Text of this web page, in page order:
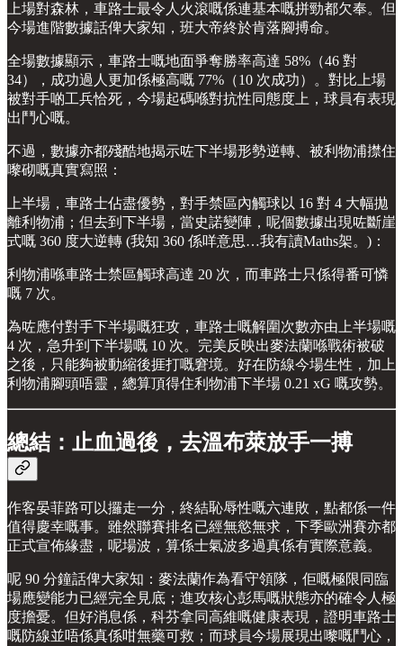
上場對森林，車路士最令人火滾嘅係連基本嘅拼勁都欠奉。但
今場進階數據話俾大家知，班大帝終於肯落腳搏命。
全場數據顯示，車路士嘅地面爭奪勝率高達 58%（46 對
34），成功過人更加係極高嘅 77%（10 次成功）。對比上場
被對手啲工兵恰死，今場起碼喺對抗性同態度上，球員有表現
出鬥心嘅。
不過，數據亦都殘酷地揭示咗下半場形勢逆轉、被利物浦㩒住
嚟砌嘅真實寫照：
上半場，車路士佔盡優勢，對手禁區內觸球以 16 對 4 大幅拋
離利物浦；但去到下半場，當史諾變陣，呢個數據出現咗斷崖
式嘅 360 度大逆轉 (我知 360 係咩意思…我有讀Maths架。)：
利物浦喺車路士禁區觸球高達 20 次，而車路士只係得番可憐
嘅 7 次。
為咗應付對手下半場嘅狂攻，車路士嘅解圍次數亦由上半場嘅
4 次，急升到下半場嘅 10 次。完美反映出麥法蘭喺戰術被破
之後，只能夠被動縮後捱打嘅窘境。好在防線今場生性，加上
利物浦腳頭唔靈，總算頂得住利物浦下半場 0.21 xG 嘅攻勢。
總結：止血過後，去溫布萊放手一搏
作客晏菲路可以攞走一分，終結恥辱性嘅六連敗，點都係一件
值得慶幸嘅事。雖然聯賽排名已經無慾無求，下季歐洲賽亦都
正式宣佈緣盡，呢場波，算係士氣波多過真係有實際意義。
呢 90 分鐘話俾大家知：麥法蘭作為看守領隊，佢嘅極限同臨
場應變能力已經完全見底；進攻核心彭馬嘅狀態亦的確令人極
度擔憂。但好消息係，科芬拿同高維嘅健康表現，證明車路士
嘅防線並唔係真係咁無藥可救；而球員今場展現出嚟嘅鬥心，